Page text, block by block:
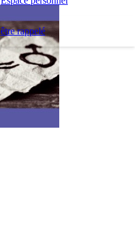
être rappelé